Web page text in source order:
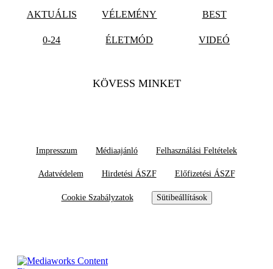
AKTUÁLIS VÉLEMÉNY BEST
0-24 ÉLETMÓD VIDEÓ
KÖVESS MINKET
Impresszum Médiaajánló Felhasználási Feltételek
Adatvédelem Hirdetési ÁSZF Előfizetési ÁSZF
Cookie Szabályzatok Sütibeállítások